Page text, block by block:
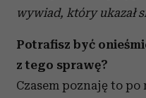
wywiad, który ukazał
Potrafisz być
z tego sprawę?
Czasem poznaję to